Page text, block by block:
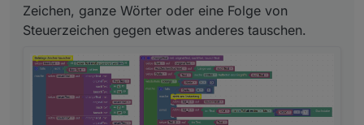
Hier der geänderte Export:
Bei Fragen, fragen.
Zeichen, ganze Wörter oder eine Folge von
Steuerzeichen gegen etwas anderes tauschen.